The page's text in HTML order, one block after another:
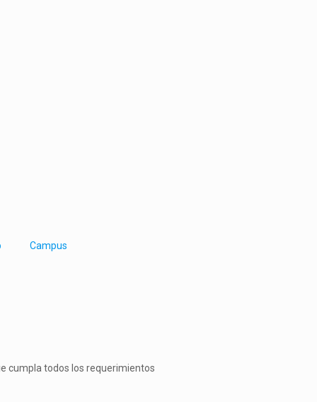
Campus
cumpla todos los requerimientos